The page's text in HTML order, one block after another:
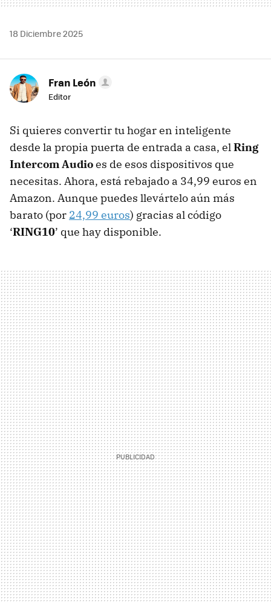
18 Diciembre 2025
Fran León
Editor
Si quieres convertir tu hogar en inteligente
desde la propia puerta de entrada a casa, elRing
Intercom Audioes de esos dispositivos que
necesitas. Ahora, está rebajado a 34,99 euros en
Amazon. Aunque puedes llevártelo aún más
barato (por 24,99 euros) gracias al código
‘RING10’ que hay disponible.